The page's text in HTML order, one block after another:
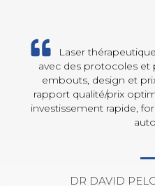
Laser
avec des protocoles et
embouts, design et
rapport qualité/prix
investissement rapide,
DR DAVID